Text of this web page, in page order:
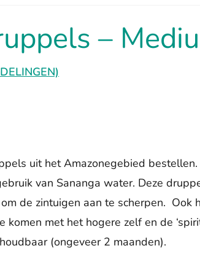
–
uit het Amazonegebied bestellen.
van Sananga water. Deze
de zintuigen aan te scherpen. Ook
komen met het hogere zelf en de
(ongeveer 2 maanden).